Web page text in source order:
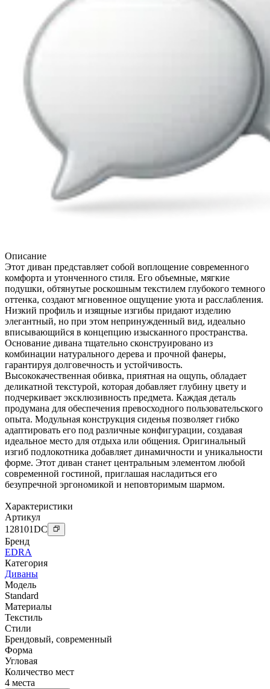
Описание
Этот диван представляет собой воплощение современного
комфорта и утонченного стиля. Его объемные, мягкие
подушки, обтянутые роскошным текстилем глубокого темного
оттенка, создают мгновенное ощущение уюта и расслабления.
Низкий профиль и изящные изгибы придают изделию
элегантный, но при этом непринужденный вид, идеально
вписывающийся в концепцию изысканного пространства.
Основание дивана тщательно сконструировано из
комбинации натурального дерева и прочной фанеры,
гарантируя долговечность и устойчивость.
Высококачественная обивка, приятная на ощупь, обладает
деликатной текстурой, которая добавляет глубину цвету и
подчеркивает эксклюзивность предмета. Каждая деталь
продумана для обеспечения превосходного пользовательского
опыта. Модульная конструкция сиденья позволяет гибко
адаптировать его под различные конфигурации, создавая
идеальное место для отдыха или общения. Оригинальный
изгиб подлокотника добавляет динамичности и уникальности
форме. Этот диван станет центральным элементом любой
современной гостиной, приглашая насладиться его
безупречной эргономикой и неповторимым шармом.
Характеристики
Артикул
128101DC
Бренд
EDRA
Категория
Диваны
Модель
Standard
Материалы
Текстиль
Стили
Брендовый, современный
Форма
Угловая
Количество мест
4 места